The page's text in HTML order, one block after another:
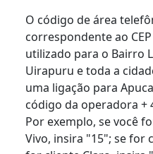
O código de área
correspondente ao
utilizado para o Bairro
Uirapuru e toda a
uma ligação para
código da operadora +
Por exemplo, se você
Vivo, insira "15"; se for